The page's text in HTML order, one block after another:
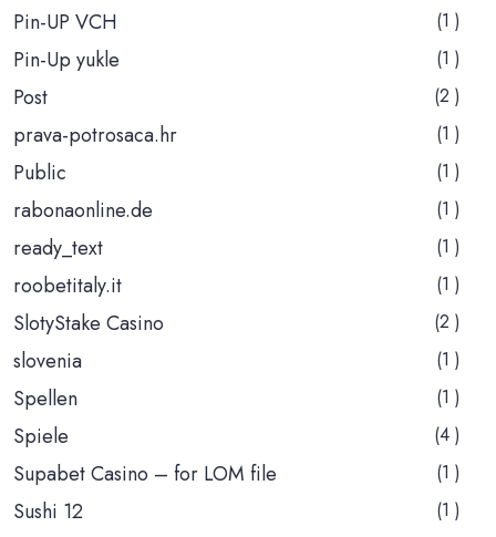
Pin-UP VCH (1 )
Pin-Up yukle (1 )
Post (2 )
prava-potrosaca.hr (1 )
Public (1 )
rabonaonline.de (1 )
ready_text (1 )
roobetitaly.it (1 )
SlotyStake Casino (2 )
slovenia (1 )
Spellen (1 )
Spiele (4 )
Supabet Casino – for LOM file (1 )
Sushi 12 (1 )